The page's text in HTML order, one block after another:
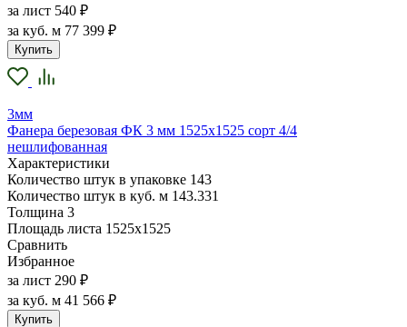
за лист 540 ₽
за куб. м 77 399 ₽
Купить
3мм
Фанера березовая ФК 3 мм 1525х1525 сорт 4/4
нешлифованная
Характеристики
Количество штук в упаковке 143
Количество штук в куб. м 143.331
Толщина 3
Площадь листа 1525х1525
Сравнить
Избранное
за лист 290 ₽
за куб. м 41 566 ₽
Купить